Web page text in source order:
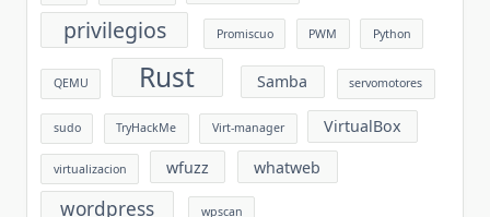
privilegios Promiscuo PWM Python
QEMU Rust Samba servomotores
sudo TryHackMe Virt-manager VirtualBox
virtualizacion wfuzz whatweb
wordpress wpscan